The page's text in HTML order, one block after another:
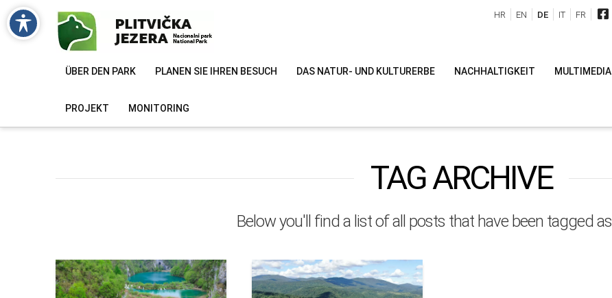
HR EN DE IT FR
ÜBER DEN PARK PLANEN SIE IHREN BESUCH DAS NATUR- UND KULTURERBE NACHHALTIGKEIT MULTIMEDIA
PROJEKT MONITORING
TAG ARCHIVE
Below you'll find a list of all posts that have been tagged as